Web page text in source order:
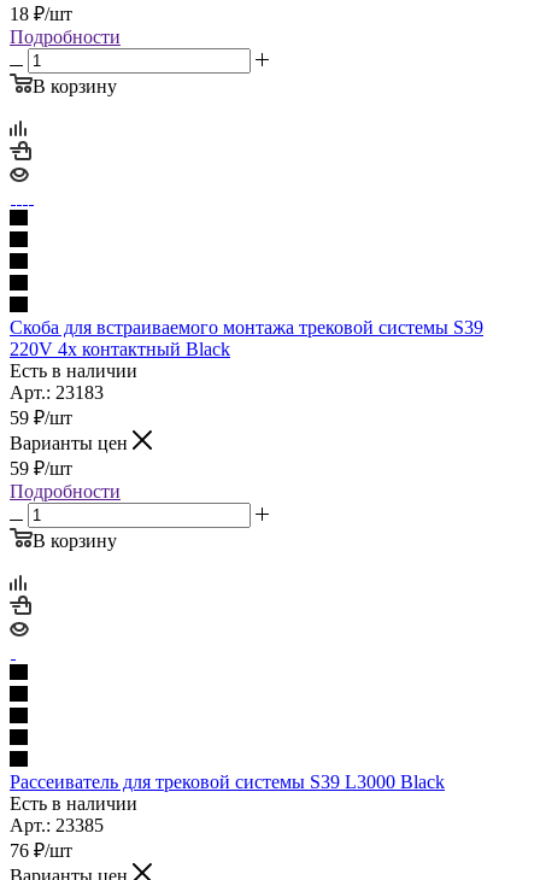
18 ₽/шт
Подробности
В корзину
Скоба для встраиваемого монтажа трековой системы S39
220V 4x контактный Black
Есть в наличии
Арт.: 23183
59 ₽/шт
Варианты цен
59 ₽/шт
Подробности
В корзину
Рассеиватель для трековой системы S39 L3000 Black
Есть в наличии
Арт.: 23385
76 ₽/шт
Варианты цен